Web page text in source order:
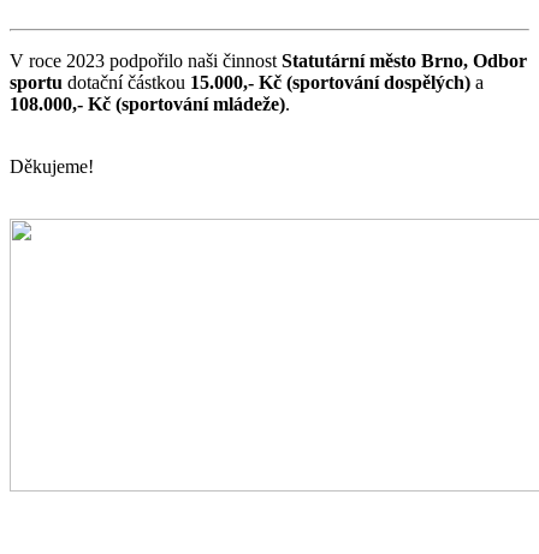
V roce 2023 podpořilo naši činnost Statutární město Brno, Odbor
sportu dotační částkou 15.000,- Kč (sportování dospělých) a
108.000,- Kč (sportování mládeže).
Děkujeme!